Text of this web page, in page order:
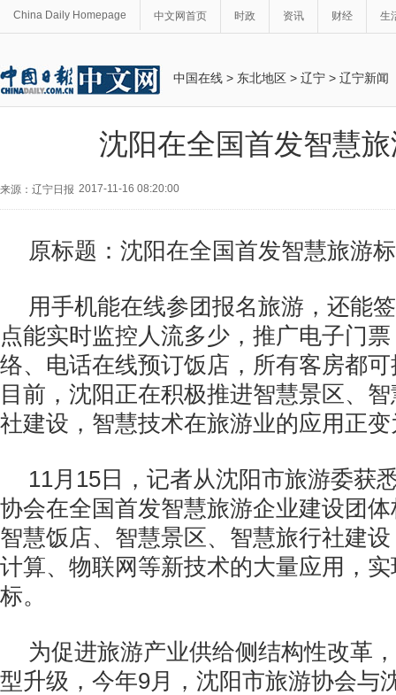
China Daily Homepage 中文网首页 时政 资讯 财经 生
中国在线 > 东北地区 > 辽宁 > 辽宁新闻
沈阳在全国首发智慧
来源：辽宁日报 2017-11-16 08:20:00
原标题：沈阳在全国首发智慧旅游
用手机能在线参团报名旅游，还能
点能实时监控人流多少，推广电子门
络、电话在线预订饭店，所有客房都
目前，沈阳正在积极推进智慧景区、
社建设，智慧技术在旅游业的应用正
11月15日，记者从沈阳市旅游委获
协会在全国首发智慧旅游企业建设团
智慧饭店、智慧景区、智慧旅行社建
计算、物联网等新技术的大量应用，
标。
为促进旅游产业供给侧结构性改革
型升级，今年9月，沈阳市旅游协会与